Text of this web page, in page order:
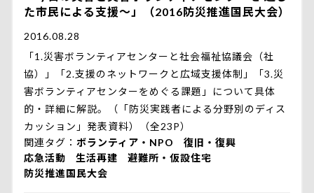
た市民による支援～」（2016防災推進国民大会）
2016.08.28
「1.災害ボランティアセンターと社会福祉協議会（社
協）」「2.支援のネットワークと広域支援体制」「3.災
害ボランティアセンターをめぐる課題」について具体
的・詳細に解説。（「防災実践者による分野別のディス
カッション」発表資料）（全23P）
関連タグ
ボランティア・NPO
復旧・復興
応急活動
生活再建
避難所・仮設住宅
防災推進国民大会